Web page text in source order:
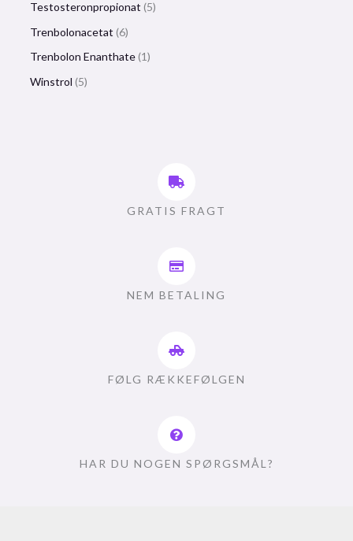
Testosteronpropionat 5
Trenbolonacetat 6
Trenbolon Enanthate 1
Winstrol 5
GRATIS FRAGT
NEM BETALING
FØLG RÆKKEFØLGEN
HAR DU NOGEN SPØRGSMÅL?